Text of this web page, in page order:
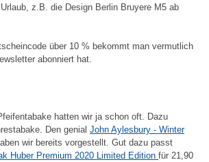
z.B. die Design Berlin Bruyere M5 ab
über 10 % bekommt man vermutlich
abonniert hat.
hatten wir ja schon oft. Dazu
Den genial John Aylesbury - Winter
wir bereits vorgestellt. Gut dazu passt
Huber Premium 2020 Limited Edition für 21,90